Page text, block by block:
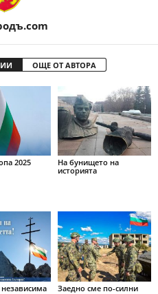
ОЩЕ ОТ АВТОРА
2025
На бунището на
историята
Заедно сме по-силни